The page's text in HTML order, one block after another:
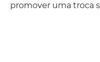
promover uma troca